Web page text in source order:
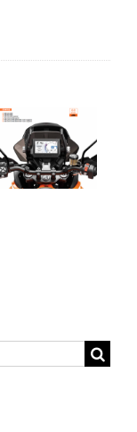
FAHRMODI